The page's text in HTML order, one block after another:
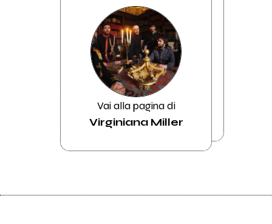
Vai alla pagina di
Virginiana Miller